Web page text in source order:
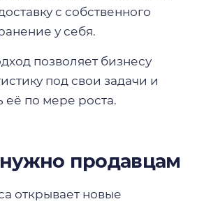
с собственного
у себя.
позволяет бизнесу
под свои задачи и
её по мере роста.
продавцам
открывает новые